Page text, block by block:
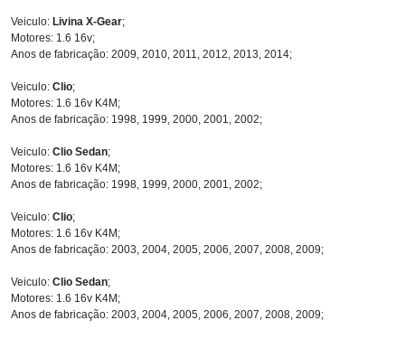
Veiculo: Livina X-Gear;
Motores: 1.6 16v;
Anos de fabricação: 2009, 2010, 2011, 2012, 2013, 2014;
Veiculo: Clio;
Motores: 1.6 16v K4M;
Anos de fabricação: 1998, 1999, 2000, 2001, 2002;
Veiculo: Clio Sedan;
Motores: 1.6 16v K4M;
Anos de fabricação: 1998, 1999, 2000, 2001, 2002;
Veiculo: Clio;
Motores: 1.6 16v K4M;
Anos de fabricação: 2003, 2004, 2005, 2006, 2007, 2008, 2009;
Veiculo: Clio Sedan;
Motores: 1.6 16v K4M;
Anos de fabricação: 2003, 2004, 2005, 2006, 2007, 2008, 2009;